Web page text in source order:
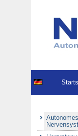
Autonomes